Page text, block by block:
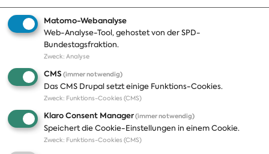
Themen
Positionen
Publikationen
Presse
Fotos
Pressekontakt
Matomo-Webanalyse
Web-Analyse-Tool, gehostet von der SPD-
Bundestagsfraktion.
Zweck: Analyse
CMS (immer notwendig)
Das CMS Drupal setzt einige Funktions-Cookies.
Zweck: Funktions-Cookies (CMS)
Klaro Consent Manager(immer notwendig)
Speichert die Cookie-Einstellungen in einem Cookie.
Zweck: Funktions-Cookies (CMS)